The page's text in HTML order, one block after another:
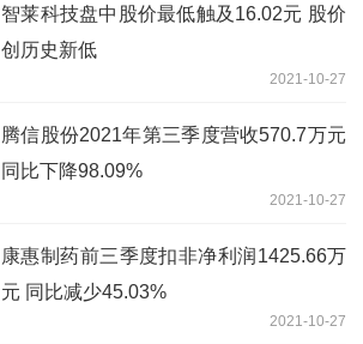
智莱科技盘中股价最低触及16.02元 股价
创历史新低
2021-10-27
腾信股份2021年第三季度营收570.7万元
同比下降98.09%
2021-10-27
康惠制药前三季度扣非净利润1425.66万
元 同比减少45.03%
2021-10-27